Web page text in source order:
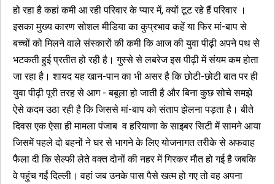
हो रहा है कहां कमी आ रही परिवार के प्यार में, क्यों टूट रहे हैं परिवार ।
इसका मुख्य कारण सोशल मीडिया का कुप्रभाव कहें या फिर मां-बाप से
बच्चों को मिलने वाले संस्कारों की कमी कि आज की युवा पीढ़ी अपने पथ से
भटकती हुई प्रतीत हो रही है। गुस्से से लबरेज इस पीढ़ी में संयम कम होता
जा रहा है। शायद यह खान-पान का भी असर है कि छोटी-छोटी बात पर ही
युवा पीढ़ी पूरी तरह से आग - बबूला हो जाती है और बिना कुछ सोचे समझे
ऐसे कदम उठा रही है कि जिससे मां-बाप को संताप झेलना पड़ता है। बीते
दिवस एक ऐसा ही मामला पंजाब व हरियाणा के साइबर सिटी में सामने आया
जिसमें पहले दो बहनों ने घर से भागने के लिए योजनागत तरीके से अफवाह
फैला दी कि सेल्फी लेते वक्त दोनों की नहर में गिरकर मौत हो गई है जबकि
वे पहुंच गईं दिल्ली। वहां जब उनके पास पैसे खत्म हो गए तो वह अपना